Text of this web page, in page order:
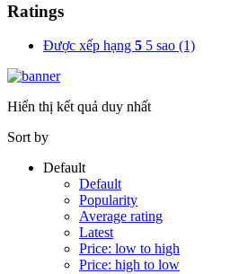
Ratings
Được xếp hạng 5 5 sao (1)
Hiển thị kết quả duy nhất
Sort by
Default
Default
Popularity
Average rating
Latest
Price: low to high
Price: high to low